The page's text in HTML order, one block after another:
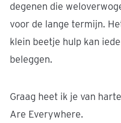
degenen die
voor de lange termijn.
klein beetje hulp kan
beleggen.
Graag heet ik je van
Are Everywhere.